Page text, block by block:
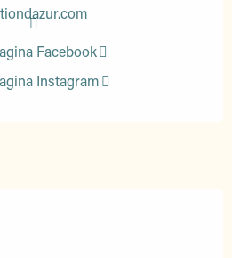
Facebook
Instagram